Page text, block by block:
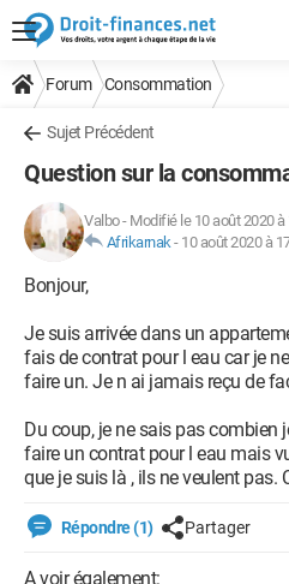
Forum Consommation
Sujet Précédent
Question sur la
Valbo- Modifié le 10 août 2020 à
Afrikarnak- 10 août 2020 à
Bonjour,
Je suis arrivée dans un
fais de contrat pour l eau car je
faire un. Je n ai jamais reçu de
Du coup, je ne sais pas combien
faire un contrat pour l eau mais
que je suis là , ils ne veulent pas.
Répondre (1) Partager
A voir également: